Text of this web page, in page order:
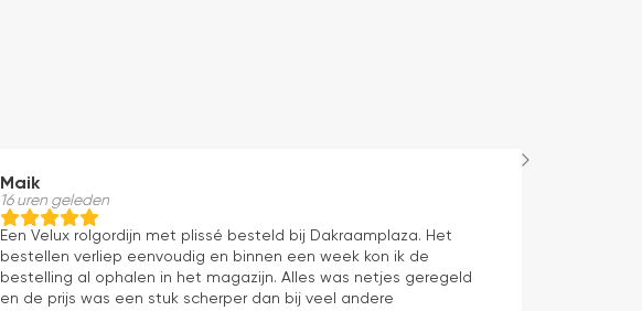
Maik
16 uren geleden
Een Velux rolgordijn met plissé besteld bij Dakraamplaza. Het
bestellen verliep eenvoudig en binnen een week kon ik de
bestelling al ophalen in het magazijn. Alles was netjes geregeld
en de prijs was een stuk scherper dan bij veel andere